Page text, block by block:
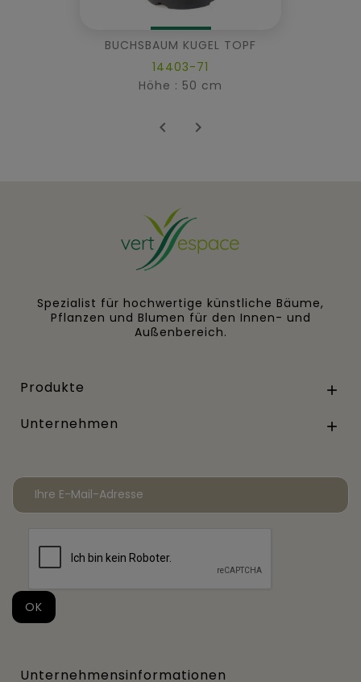
BUCHSBAUM KUGEL TOPF
14403-71
Höhe : 50 cm
 
Spezialist für hochwertige künstliche Bäume,
Pflanzen und Blumen für den Innen- und
Außenbereich.
Produkte 
Unternehmen 
Unternehmensinformationen